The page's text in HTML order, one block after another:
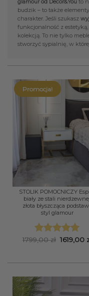
budzik – to także
charakter. Jeśli szukasz
funkcjonalność z
kolekcją. To nie tylko
stworzyć sypialnię, w
Promocja!
STOLIK POMOCNICZY
biały ze stali
złota błyszcząca
styl glamour
Oceniono5
1799,00zł
cena
1619,00